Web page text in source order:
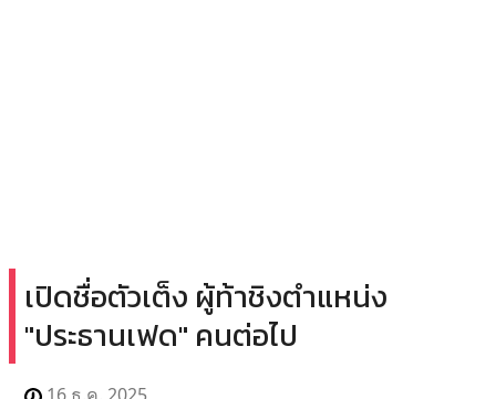
เปิดชื่อตัวเต็ง ผู้ท้าชิงตำแหน่ง
"ประธานเฟด" คนต่อไป